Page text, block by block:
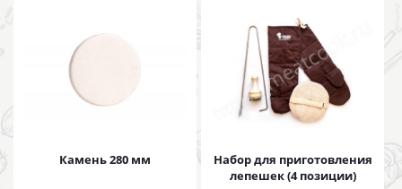
Камень 280 мм
Набор для приготовления
лепешек (4 позиции)